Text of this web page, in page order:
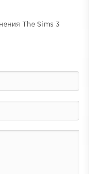
The Sims 3